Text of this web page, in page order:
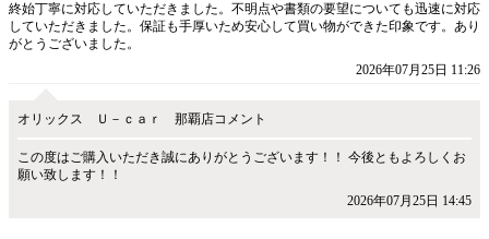
終始丁寧に対応していただきました。不明点や書類の要望についても迅速に対応
していただきました。保証も手厚いため安心して買い物ができた印象です。あり
がとうございました。
2026年07月25日 11:26
オリックス Ｕ－ｃａｒ 那覇店コメント
この度はご購入いただき誠にありがとうございます！！ 今後ともよろしくお
願い致します！！
2026年07月25日 14:45